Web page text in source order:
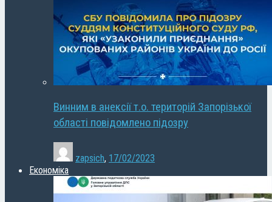
Винним в анексії т.о. територій Запорізької
області повідомлено підозру
zapsich, 17/02/2023
Економіка